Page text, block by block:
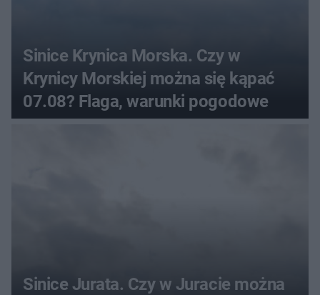
Sinice Krynica Morska. Czy w
Krynicy Morskiej można się kąpać
07.08? Flaga, warunki pogodowe
Sinice Jurata. Czy w Juracie można